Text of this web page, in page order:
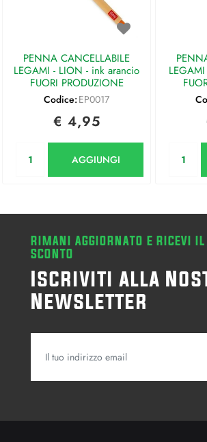
PENNA CANCELLABILE
LEGAMI - LION - ink arancio
FUORI PRODUZIONE
Codice: EP0017
€ 4,95
AGGIUNGI
RIMANI AGGIORNATO E RICEVI
SCONTO
Iscriviti alla
Newsletter